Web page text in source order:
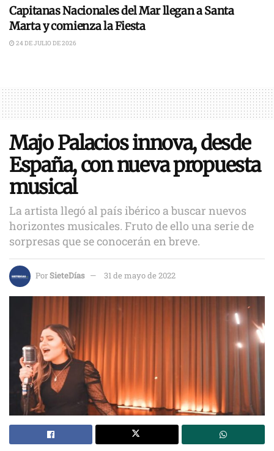
Capitanas Nacionales del Mar llegan a Santa
Marta y comienza la Fiesta
24 DE JULIO DE 2026
Majo Palacios innova, desde
España, con nueva propuesta
musical
La artista llegó al país ibérico a buscar nuevos
horizontes musicales. Fruto de ello una serie de
sorpresas que se conocerán en breve.
PorSieteDías 31 de mayo de 2022